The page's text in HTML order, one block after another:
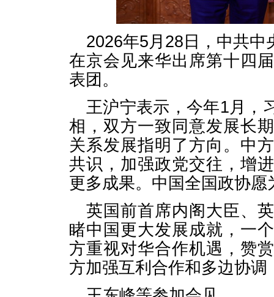
2026年5月28日，中共中
在京会见来华出席第十四
表团。
王沪宁表示，今年1月，
相，双方一致同意发展长
关系发展指明了方向。中
共识，加强政党交往，增
更多成果。中国全国政协
英国前首席内阁大臣、
睹中国更大发展成就，一
方重视对华合作机遇，赞
方加强互利合作和多边协